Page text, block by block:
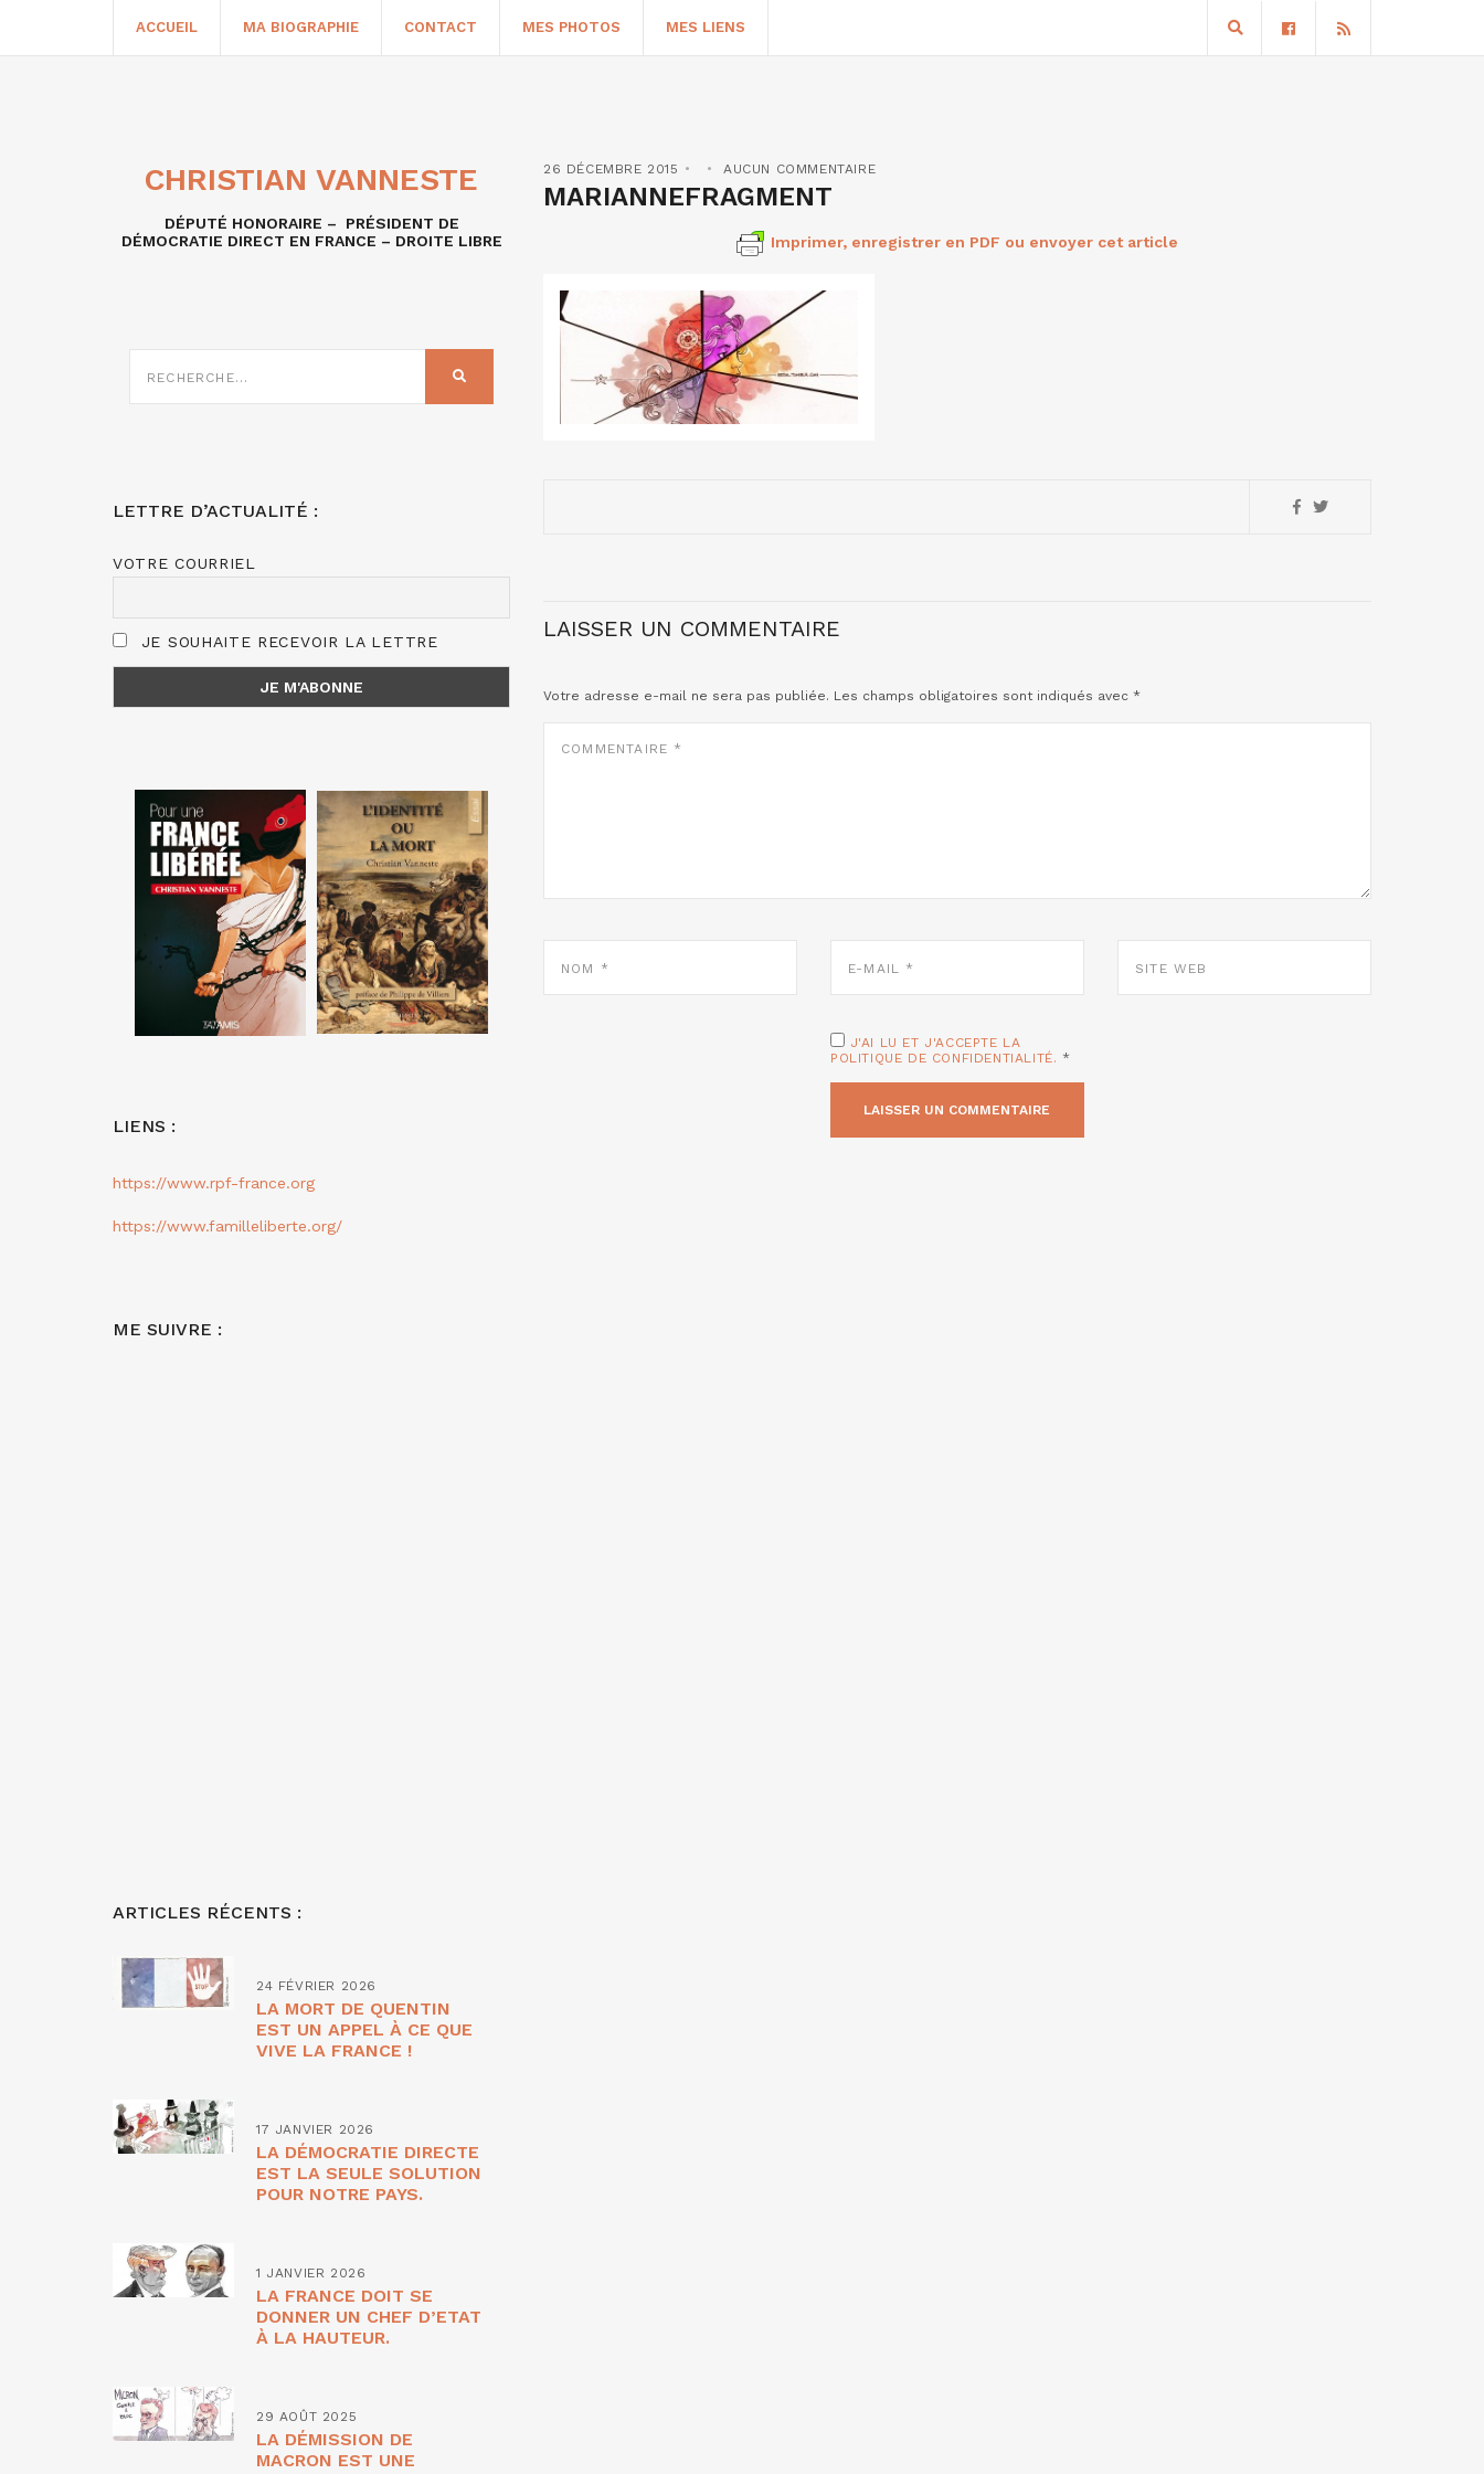
ACCUEIL MA BIOGRAPHIE CONTACT MES PHOTOS MES LIENS
26 DÉCEMBRE 2015 AUCUN COMMENTAIRE
MARIANNEFRAGMENT
Imprimer, enregistrer en PDF ou envoyer cet article
LAISSER UN COMMENTAIRE
Votre adresse e-mail ne sera pas publiée. Les champs obligatoires sont indiqués avec *
COMMENTAIRE
NOM
E-
MAIL
SITE
WEB
J'AI LU ET J'ACCEPTE LA
POLITIQUE DE CONFIDENTIALITÉ. *
CHRISTIAN VANNESTE
DÉPUTÉ HONORAIRE – PRÉSIDENT DE
DÉMOCRATIE DIRECT EN FRANCE – DROITE LIBRE
SUR
LETTRE D’ACTUALITÉ :
VOTRE COURRIEL
JE SOUHAITE RECEVOIR LA LETTRE
LIENS :
https://www.rpf-france.org
https://www.familleliberte.org/
ME SUIVRE :
ARTICLES RÉCENTS :
24 FÉVRIER 2026
LA MORT DE QUENTIN
EST UN APPEL À CE QUE
VIVE LA FRANCE !
17 JANVIER 2026
LA DÉMOCRATIE DIRECTE
EST LA SEULE SOLUTION
POUR NOTRE PAYS.
1 JANVIER 2026
LA FRANCE DOIT SE
DONNER UN CHEF D’ETAT
À LA HAUTEUR.
29 AOÛT 2025
LA DÉMISSION DE
MACRON EST UNE